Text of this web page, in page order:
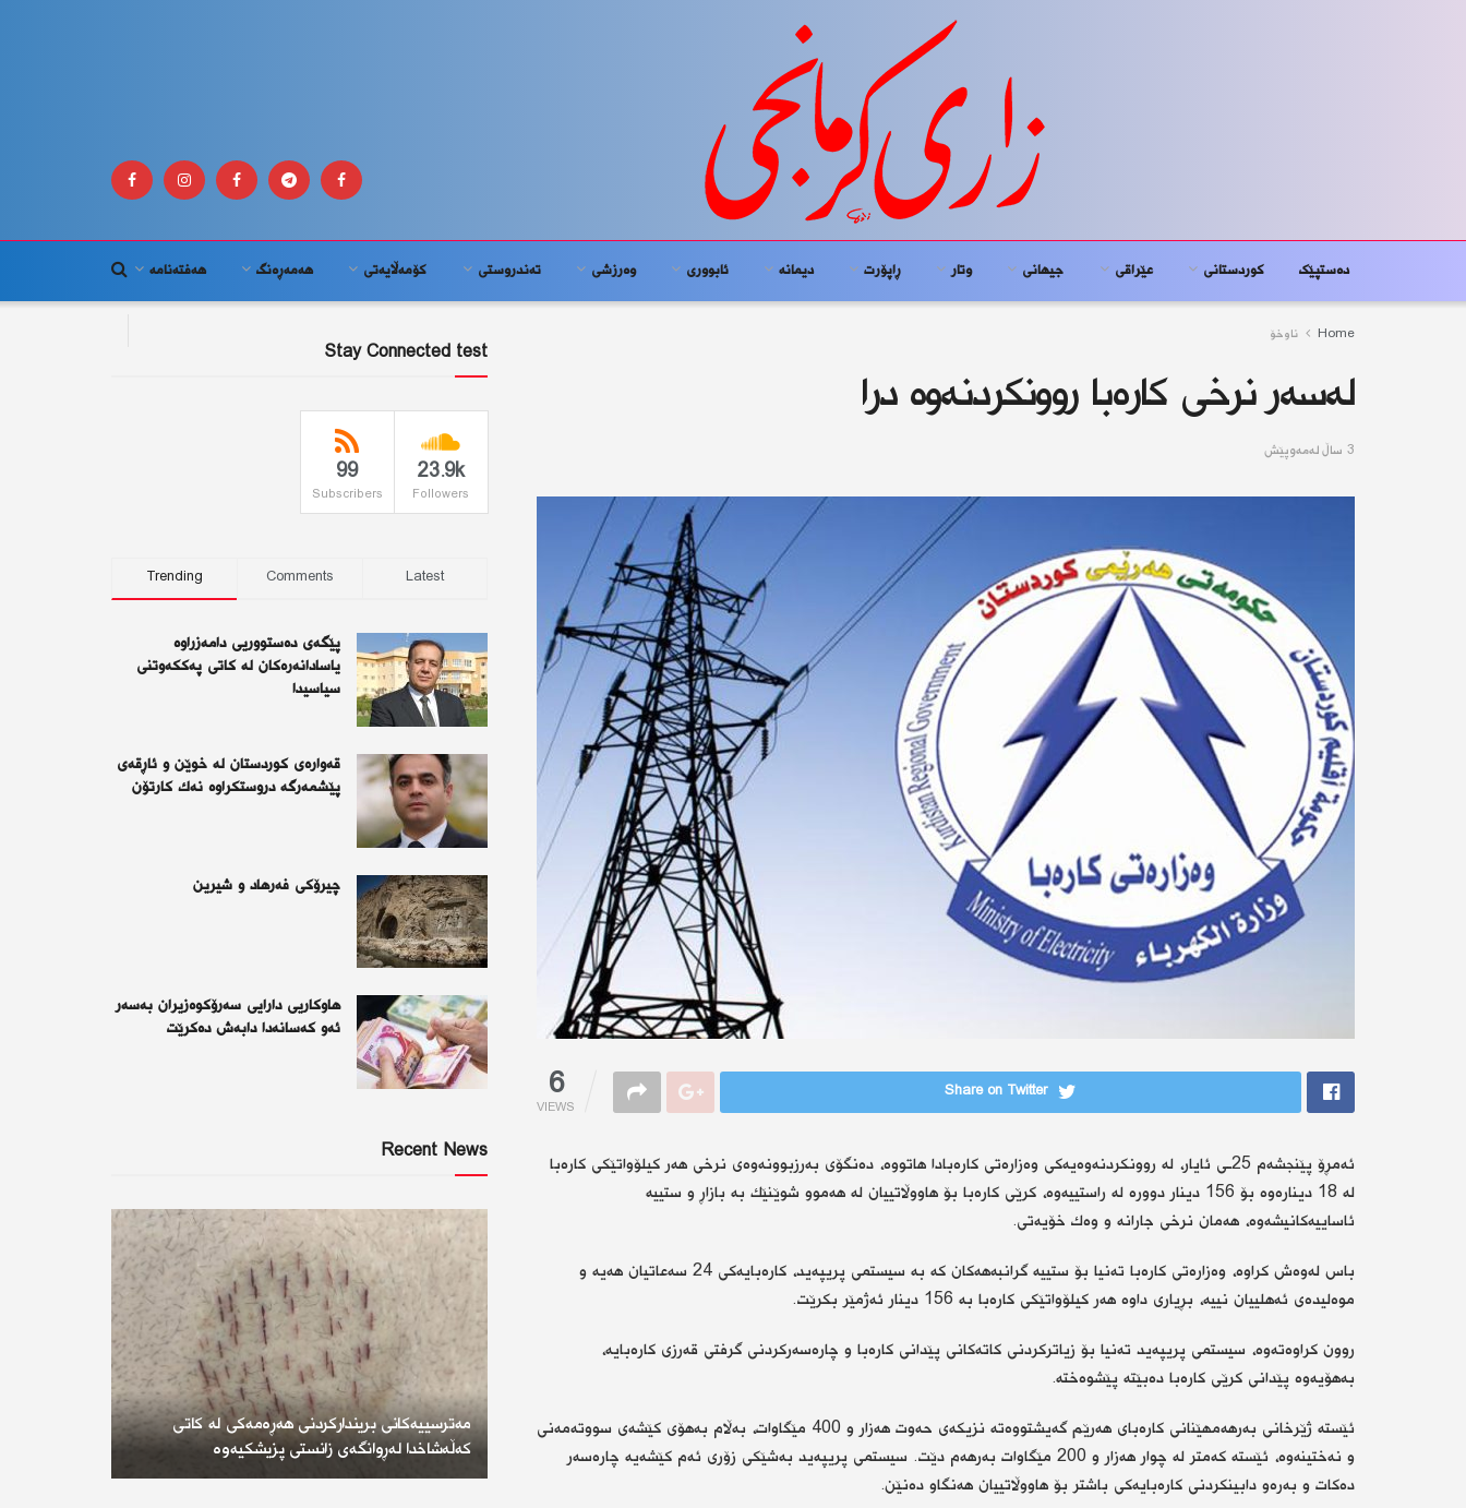
دەستپێک کوردستانى عێراقی جیهانى وتار ڕاپۆرت دیمانە ئابوورى وەرزشی تەندروستى كۆمه‌ڵايه‌تى هەمەڕەنگ هەفتەنامە
Home ناوخۆ
لەسەر نرخی كارەبا روونكردنەوە درا
3 ساڵ له‌مه‌وپێش
6
VIEWS
Share on Twitter
ئەمڕۆ پێنجشەم 25ـی ئایار، لە روونكردنەوەیەكی وەزارەتی كارەبادا هاتووە، دەنگۆی بەرزبوونەوەی نرخی هەر كیلۆواتێكی كارەبا
لە 18 دینارەوە بۆ 156 دینار دوورە لە راستییەوە، كرێی كارەبا بۆ هاووڵاتییان لە هەموو شوێنێك بە بازاڕ و ستییە
ئاساییەكانیشەوە، هەمان نرخی جارانە و وەك خۆیەتی.
باس لەوەش كراوە، وەزارەتی كارەبا تەنیا بۆ ستییە گرانبەهەكان كە بە سیستمی پریپەید، كارەبایەكی 24 سەعاتیان هەیە و
موەلیدەی ئەهلییان نییە، بڕیاری داوە هەر كیلۆواتێكی كارەبا بە 156 دینار ئەژمێر بكرێت.
روون كراوەتەوە، سیستمی پریپەید تەنیا بۆ زیاتركردنی كاتەكانی پێدانی كارەبا و چارەسەركردنی گرفتی قەرزی كارەبایە،
بەهۆیەوە پێدانی كرێی كارەبا دەبێتە پێشوەختە.
ئێستە ژێرخانی بەرهەمهێنانی كارەبای هەرێم گەیشتووەتە نزیكەی حەوت هەزار و 400 مێگاوات، بەڵام بەهۆی كێشەی سووتەمەنی
و نەختینەوە، ئێستە كەمتر لە چوار هەزار و 200 مێگاوات بەرهەم دێت. سیستمی پریپەید بەشێكی زۆری ئەم كێشەیە چارەسەر
دەكات و بەرەو دابینكردنی كارەبایەكی باشتر بۆ هاووڵاتییان هەنگاو دەنێن.
Stay Connected test
23.9k
Followers
99
Subscribers
Trending Comments Latest
پێگەی دەستووریی دامەزراوە
یاسادانەرەكان لە كاتی پەككەوتنی
سیاسیدا
قەوارەی كوردستان لە خوێن و ئاڕقەی
پێشمەرگە دروستكراوە نەك كارتۆن
چیرۆكی فەرهاد و شیرین
هاوکاریی دارایی سەرۆکوەزیران بەسەر
ئەو كەسانەدا دابەش دەکرێت
Recent News
مەترسییەکانی بریندارکردنی هەڕەمەکی لە کاتی
کەڵەشاخدا لەڕوانگەی زانستی پزیشکیەوە